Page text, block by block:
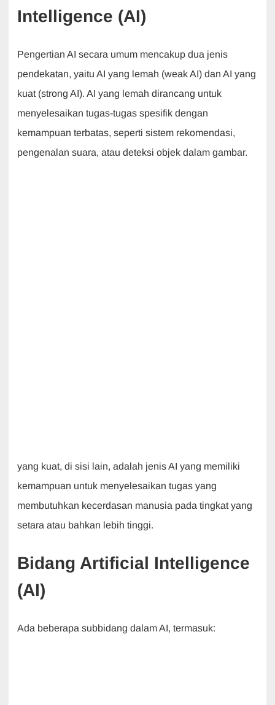
Intelligence (AI)
Pengertian AI secara umum mencakup dua jenis
pendekatan, yaitu AI yang lemah (weak AI) dan AI yang
kuat (strong AI). AI yang lemah dirancang untuk
menyelesaikan tugas-tugas spesifik dengan
kemampuan terbatas, seperti sistem rekomendasi,
pengenalan suara, atau deteksi objek dalam gambar.
yang kuat, di sisi lain, adalah jenis AI yang memiliki
kemampuan untuk menyelesaikan tugas yang
membutuhkan kecerdasan manusia pada tingkat yang
setara atau bahkan lebih tinggi.
Bidang Artificial Intelligence
(AI)
Ada beberapa subbidang dalam AI, termasuk: